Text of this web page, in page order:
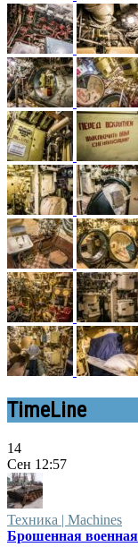
TimeLine
14
Сен 12:57
Техника | Machines
Брошенная